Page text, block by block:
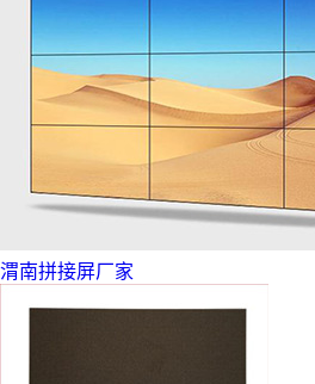
渭南拼接屏厂家